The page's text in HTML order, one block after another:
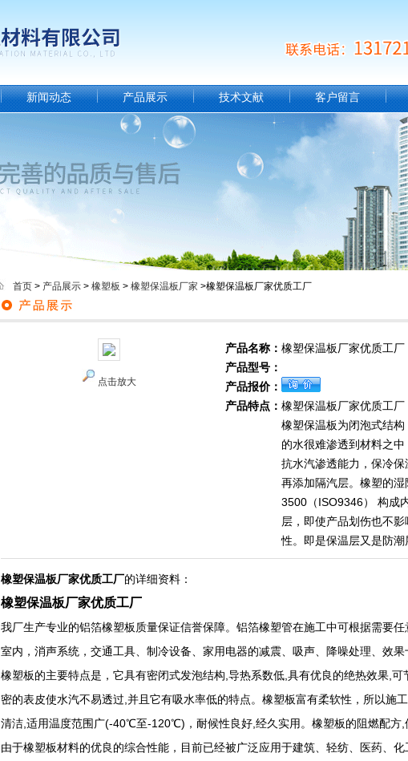
新闻动态 产品展示 技术文献 客户留言
首页 > 产品展示 > 橡塑板 > 橡塑保温板厂家 >橡塑保温板厂家优质工厂
点击放大
产品名称： 橡塑保温板厂家优质工厂
产品型号：
产品报价：
产品特点： 橡塑保温板厂家优质工厂
橡塑保温板为闭泡式结构
的水很难渗透到材料之中
抗水汽渗透能力，保冷
再添加隔汽层。橡塑的
3500（ISO9346） 构成
层，即使产品划伤也不
性。即是保温层又是防潮
橡塑保温板厂家优质工厂的详细资料：
橡塑保温板厂家优质工厂
我厂生产专业的铝箔橡塑板质量保证信誉保障。铝箔橡塑管在施工中可根据需要
室内，消声系统，交通工具、制冷设备、家用电器的减震、吸声、降噪处理、效果
橡塑板的主要特点是，它具有密闭式发泡结构,导热系数低,具有优良的绝热效果,
密的表皮使水汽不易透过,并且它有吸水率低的特点。橡塑板富有柔软性，所以施
清洁,适用温度范围广(-40℃至-120℃)，耐候性良好,经久实用。橡塑板的阻燃配方,
由于橡塑板材料的优良的综合性能，目前已经被广泛应用于建筑、轻纺、医药、